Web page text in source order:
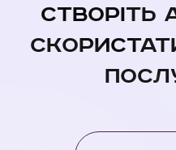
Створіть